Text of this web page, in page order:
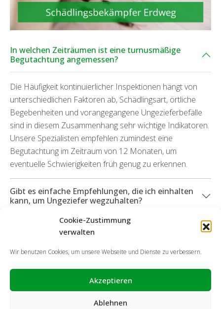
Cookie-Zustimmung
verwalten
Wir benutzen Cookies, um unsere Webseite und Dienste zu verbessern.
Akzeptieren
Ablehnen
In welchen Zeiträumen ist eine turnusmäßige
Begutachtung angemessen?
Die Häufigkeit kontinuierlicher Inspektionen hängt von
unterschiedlichen Faktoren ab, Schädlingsart, örtliche
Begebenheiten und vorangegangene Ungezieferbefälle
sind in diesem Zusammenhang sehr wichtige Indikatoren.
Unsere Spezialisten empfehlen zumindest eine
Begutachtung im Zeitraum von 12 Monaten, um
eventuelle Schwierigkeiten früh genug zu erkennen.
Gibt es einfache Empfehlungen, die ich einhalten
kann, um Ungeziefer wegzuhalten?
Können Sie mich genauso bei durch Schädlinge
aufgetretenen Beschädigungen unterstützen?